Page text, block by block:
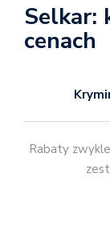
Selkar:
cenach
Rabaty